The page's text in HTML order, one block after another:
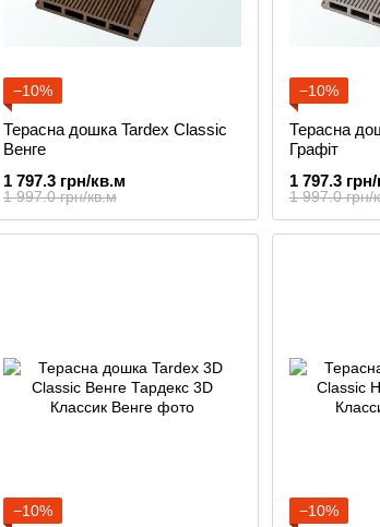
−10%
Терасна дошка Tardex Classic
Венге
1 997.0 грн/кв.м
1 797.3 грн/кв.м
−10%
Терасна
Графіт
1 997.0 грн/
1 797.3
−10% −10%